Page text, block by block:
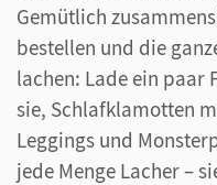
Gemütlich
bestellen und die
lachen: Lade ein paar
sie, Schlafklamotten
Leggings und
jede Menge Lacher –